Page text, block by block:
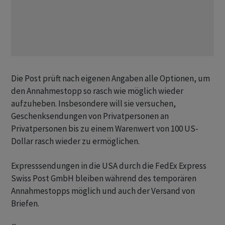
Die Post prüft nach eigenen Angaben alle Optionen, um
den Annahmestopp so rasch wie möglich wieder
aufzuheben. Insbesondere will sie versuchen,
Geschenksendungen von Privatpersonen an
Privatpersonen bis zu einem Warenwert von 100 US-
Dollar rasch wieder zu ermöglichen.
Expresssendungen in die USA durch die FedEx Express
Swiss Post GmbH bleiben während des temporären
Annahmestopps möglich und auch der Versand von
Briefen.